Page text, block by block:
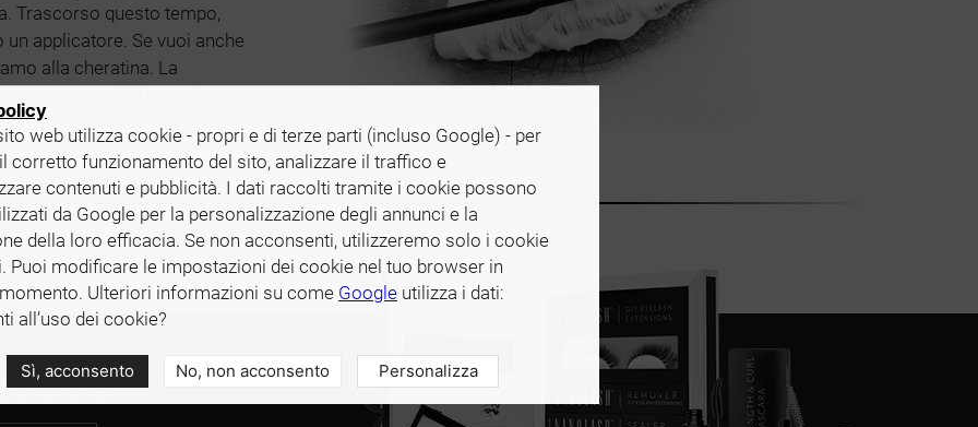
Trascorso questo tempo,
applicatore. Se vuoi anche
alla cheratina. La
per il lifting e la
e sei interessato a
di contattarci.
web utilizza cookie - propri e di terze parti (incluso Google) - per
corretto funzionamento del sito, analizzare il traffico e
contenuti e pubblicità. I dati raccolti tramite i cookie possono
da Google per la personalizzazione degli annunci e la
della loro efficacia. Se non acconsenti, utilizzeremo solo i cookie
Puoi modificare le impostazioni dei cookie nel tuo browser in
Ulteriori informazioni su come Google utilizza i dati:
all’uso dei cookie?
Sì, acconsento No, non acconsento Personalizza